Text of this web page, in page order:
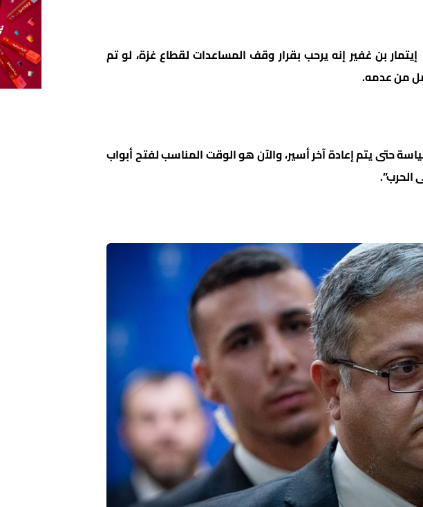
بن غفير إنه يرحب بقرار وقف المساعدات لقطاع غزة، لو تم
من عدمه.
حتى يتم إعادة آخر أسير، والآن هو الوقت المناسب لفتح أبواب
الحرب”.